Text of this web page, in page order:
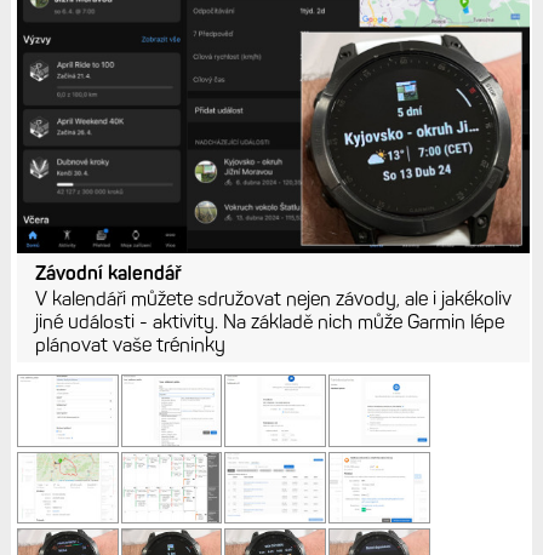
Závodní kalendář
V kalendáři můžete sdružovat nejen závody, ale i jakékoliv
jiné události - aktivity. Na základě nich může Garmin lépe
plánovat vaše tréninky